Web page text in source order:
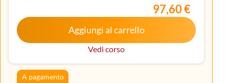
lavoro, Medicina generale (medici di famiglia)
97,60 €
Aggiungi al carrello
Vedi corso
A pagamento